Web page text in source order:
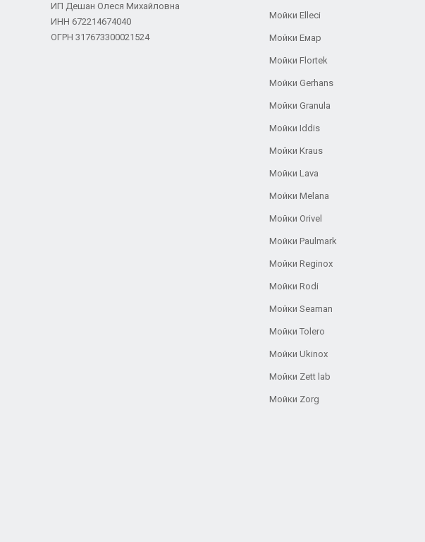
ИП Дешан Олеся Михайловна
ИНН 672214674040
ОГРН 317673300021524
Мойки Elleci
Мойки Емар
Мойки Flortek
Мойки Gerhans
Мойки Granula
Мойки Iddis
Мойки Kraus
Мойки Lava
Мойки Melana
Мойки Orivel
Мойки Paulmark
Мойки Reginox
Мойки Rodi
Мойки Seaman
Мойки Tolero
Мойки Ukinox
Мойки Zett lab
Мойки Zorg